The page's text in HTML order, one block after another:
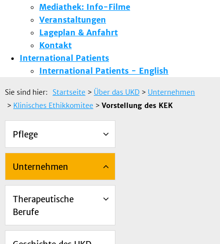
Mediathek: Info-Filme
Veranstaltungen
Lageplan & Anfahrt
Kontakt
International Patients
International Patients - English
Sie sind hier: Startseite > Über das UKD > Unternehmen
> Klinisches Ethikkomitee > Vorstellung des KEK
Pflege
Unternehmen
Therapeutische
Berufe